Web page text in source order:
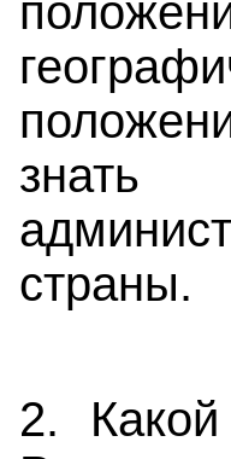
страны.
2.